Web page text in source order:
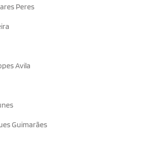
Peres
Avila
Guimarães